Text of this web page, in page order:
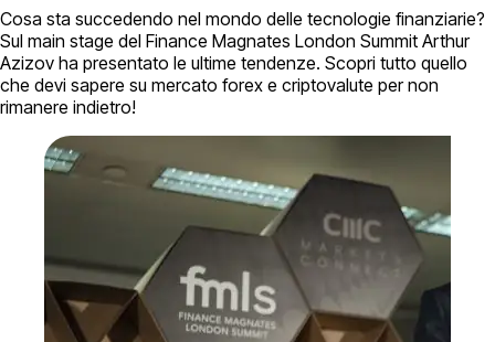
Cosa sta succedendo nel mondo delle tecnologie finanziarie?
Sul main stage del Finance Magnates London Summit Arthur
Azizov ha presentato le ultime tendenze. Scopri tutto quello
che devi sapere su mercato forex e criptovalute per non
rimanere indietro!